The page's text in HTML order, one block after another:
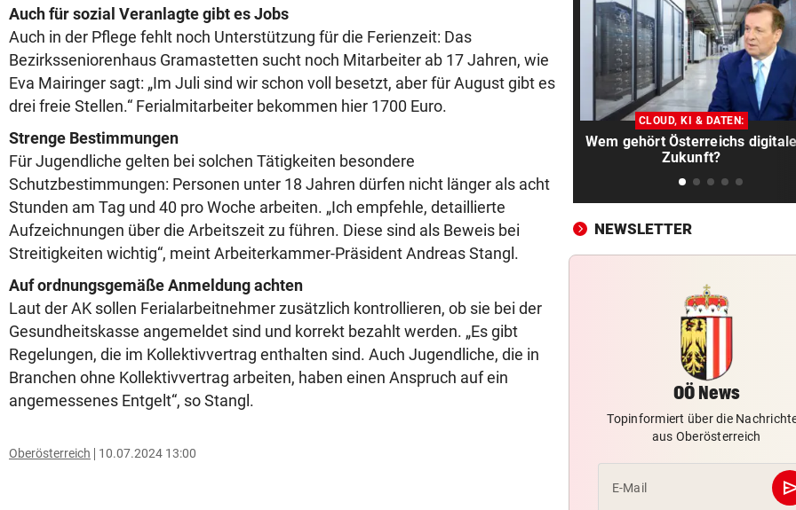
Auch für sozial Veranlagte gibt es Jobs
Auch in der Pflege fehlt noch Unterstützung für die Ferienzeit: Das
Bezirksseniorenhaus Gramastetten sucht noch Mitarbeiter ab 17 Jahren, wie
Eva Mairinger sagt: „Im Juli sind wir schon voll besetzt, aber für August gibt es
drei freie Stellen.“ Ferialmitarbeiter bekommen hier 1700 Euro.
Strenge Bestimmungen
Für Jugendliche gelten bei solchen Tätigkeiten besondere
Schutzbestimmungen: Personen unter 18 Jahren dürfen nicht länger als acht
Stunden am Tag und 40 pro Woche arbeiten. „Ich empfehle, detaillierte
Aufzeichnungen über die Arbeitszeit zu führen. Diese sind als Beweis bei
Streitigkeiten wichtig“, meint Arbeiterkammer-Präsident Andreas Stangl.
Auf ordnungsgemäße Anmeldung achten
Laut der AK sollen Ferialarbeitnehmer zusätzlich kontrollieren, ob sie bei der
Gesundheitskasse angemeldet sind und korrekt bezahlt werden. „Es gibt
Regelungen, die im Kollektivvertrag enthalten sind. Auch Jugendliche, die in
Branchen ohne Kollektivvertrag arbeiten, haben einen Anspruch auf ein
angemessenes Entgelt“, so Stangl.
Oberösterreich 10.07.2024 13:00
SPRANG DANN IN POOL vor 18
Mühlviertler zündete sich im
Garten selbst an
WENIGER PRODUZIERT vor
Kriselnde Lenzing: Weniger
Umsatz, mehr Gewinn
HEER ENTSCHÄRFTE vor
Gartenhütte gefunden
AMT ABER VERSCHWIEGEN
Bürgermeister sucht im
Fernsehen Frau fürs Leben
VERBOTE MISSACHTET vor
Badegäste am Verzweifeln –
Chefin griff durch
vor
CLOUD, KI & DATEN:
Wem gehört Österreichs digitale
Zukunft?
NEWSLETTER
OÖ News
Topinformiert über die
aus Oberösterreich
E-Mail